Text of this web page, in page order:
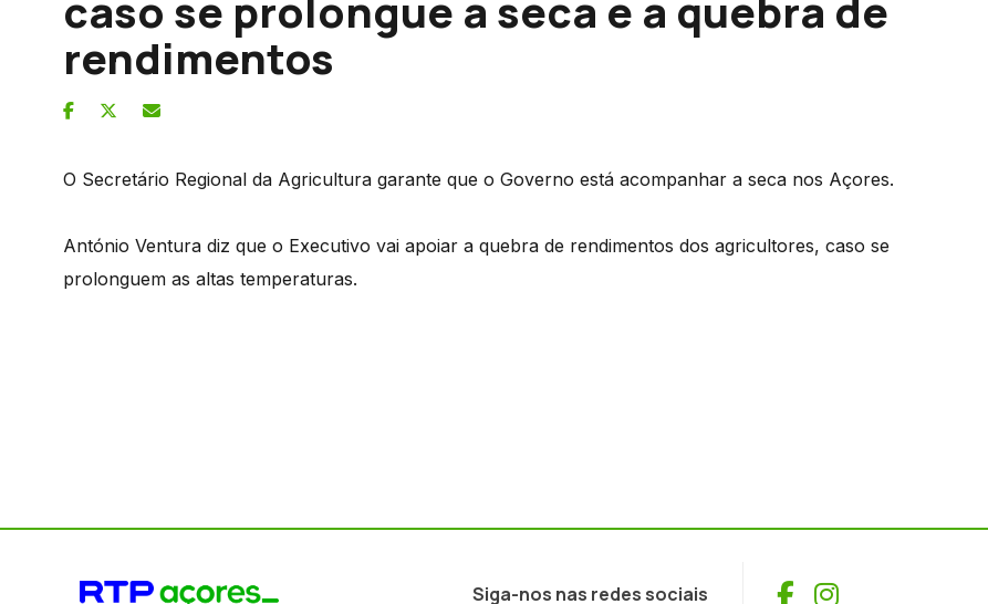
rendimentos
O Secretário Regional da Agricultura garante que o Governo está acompanhar a seca nos Açores.
António Ventura diz que o Executivo vai apoiar a quebra de rendimentos dos agricultores, caso se
prolonguem as altas temperaturas.
Siga-nos nas redes sociais Facebook
Instagram